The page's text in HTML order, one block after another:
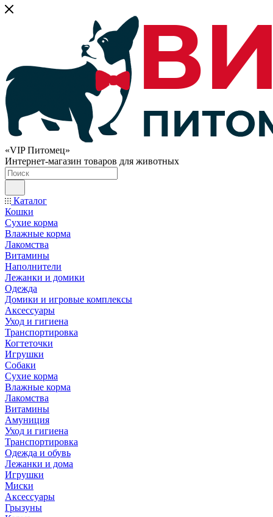
«VIP Питомец»
Интернет-магазин товаров для животных
Каталог
Кошки
Сухие корма
Влажные корма
Лакомства
Витамины
Наполнители
Лежанки и домики
Одежда
Домики и игровые комплексы
Аксессуары
Уход и гигиена
Транспортировка
Когтеточки
Игрушки
Собаки
Сухие корма
Влажные корма
Лакомства
Витамины
Амуниция
Уход и гигиена
Транспортировка
Одежда и обувь
Лежанки и дома
Игрушки
Миски
Аксессуары
Грызуны